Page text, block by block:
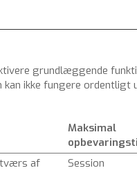
grundlæggende
ikke fungere ordentligt
Maksimal
tværs af
Session